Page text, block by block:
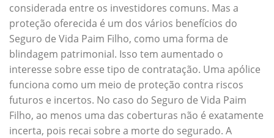
considerada entre os investidores comuns. Mas a
proteção oferecida é um dos vários benefícios do
Seguro de Vida Paim Filho, como uma forma de
blindagem patrimonial. Isso tem aumentado o
interesse sobre esse tipo de contratação. Uma apólice
funciona como um meio de proteção contra riscos
futuros e incertos. No caso do Seguro de Vida Paim
Filho, ao menos uma das coberturas não é exatamente
incerta, pois recai sobre a morte do segurado. A